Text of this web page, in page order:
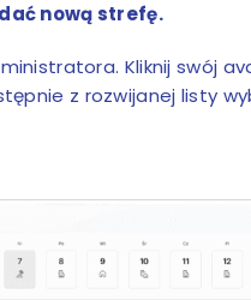
nową strefę.
Kliknij swój
z rozwijanej listy